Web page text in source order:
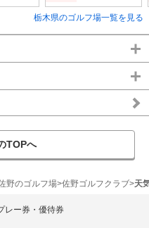
栃木県のゴルフ場一覧を見る
TOPへ
野のゴルフ場 佐野ゴルフクラブ 天
レー券・優待券